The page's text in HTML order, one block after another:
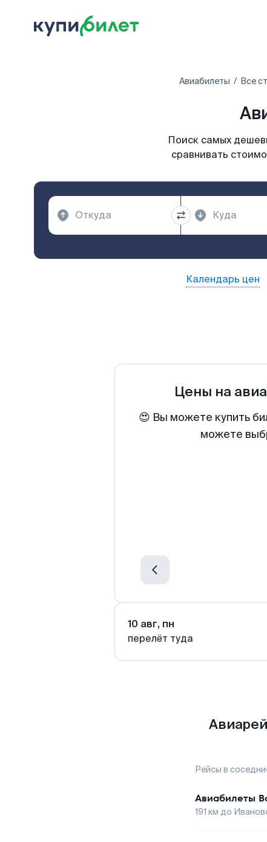
Авиабилеты Все
Поиск самых
сравнивать
Календарь цен
Цены на
😍 Вы можете купить
можете
10 авг, пн
перелёт туда
Рейсы в
Авиабилеты
191 км до